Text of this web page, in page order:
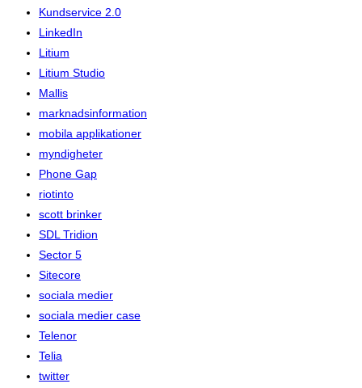
Kundservice 2.0
LinkedIn
Litium
Litium Studio
Mallis
marknadsinformation
mobila applikationer
myndigheter
Phone Gap
riotinto
scott brinker
SDL Tridion
Sector 5
Sitecore
sociala medier
sociala medier case
Telenor
Telia
twitter